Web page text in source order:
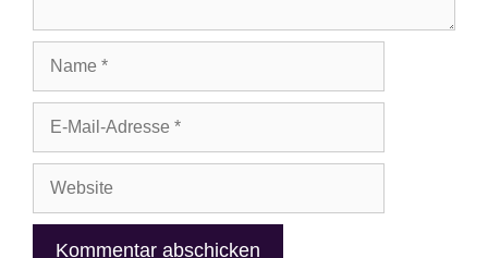
Adresse